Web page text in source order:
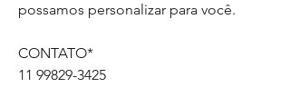
possamos personalizar para você.
CONTATO*
11 99829-3425